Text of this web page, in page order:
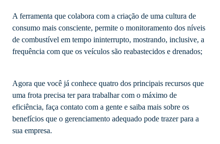
A ferramenta que colabora com a criação de uma cultura de
consumo mais consciente, permite o monitoramento dos níveis
de combustível em tempo ininterrupto, mostrando, inclusive, a
frequência com que os veículos são reabastecidos e drenados;
Agora que você já conhece quatro dos principais recursos que
uma frota precisa ter para trabalhar com o máximo de
eficiência, faça contato com a gente e saiba mais sobre os
benefícios que o gerenciamento adequado pode trazer para a
sua empresa.